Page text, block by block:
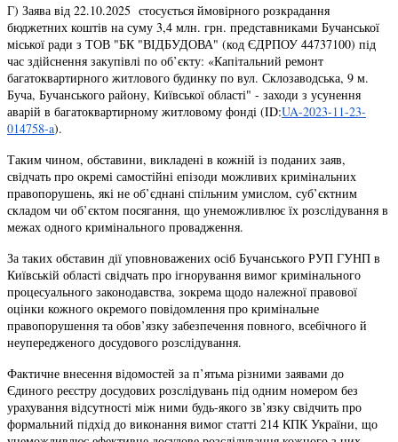
Г) Заява від 22.10.2025 стосується ймовірного розкрадання
бюджетних коштів на суму 3,4 млн. грн. представниками Бучанської
міської ради з ТОВ "БК "ВІДБУДОВА" (код ЄДРПОУ 44737100) під
час здійснення закупівлі по об’єкту: «Капітальний ремонт
багатоквартирного житлового будинку по вул. Склозаводська, 9 м.
Буча, Бучанського району, Київської області" - заходи з усунення
аварій в багатоквартирному житловому фонді (ID:UA-2023-11-23-
014758-a).
Таким чином, обставини, викладені в кожній із поданих заяв,
свідчать про окремі самостійні епізоди можливих кримінальних
правопорушень, які не об’єднані спільним умислом, суб’єктним
складом чи об’єктом посягання, що унеможливлює їх розслідування в
межах одного кримінального провадження.
За таких обставин дії уповноважених осіб Бучанського РУП ГУНП в
Київській області свідчать про ігнорування вимог кримінального
процесуального законодавства, зокрема щодо належної правової
оцінки кожного окремого повідомлення про кримінальне
правопорушення та обов’язку забезпечення повного, всебічного й
неупередженого досудового розслідування.
Фактичне внесення відомостей за п’ятьма різними заявами до
Єдиного реєстру досудових розслідувань під одним номером без
урахування відсутності між ними будь-якого зв’язку свідчить про
формальний підхід до виконання вимог статті 214 КПК України, що